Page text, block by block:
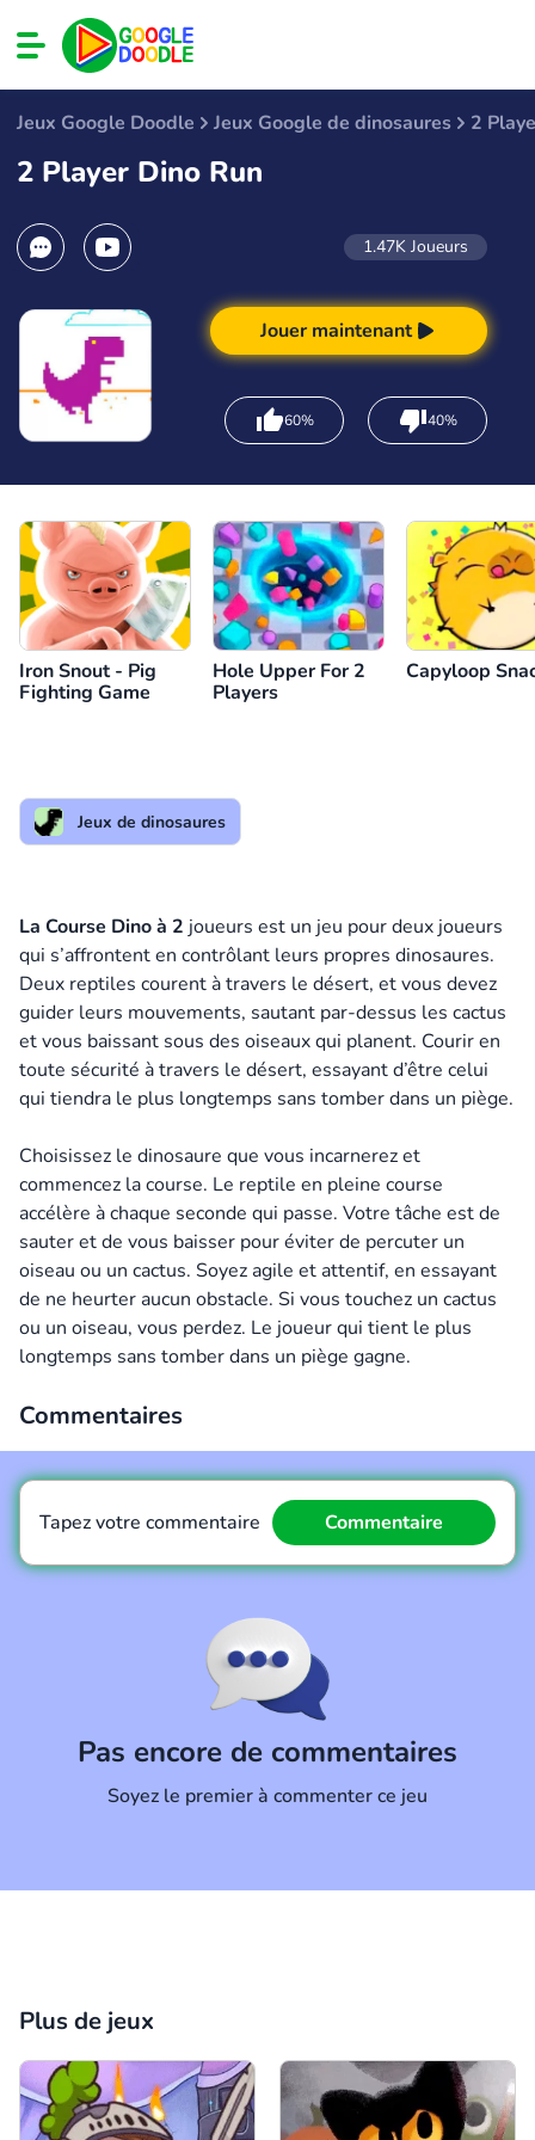
Jeux Google Doodle Jeux Google de dinosaures 2
2 Player Dino Run
1.47K Joueurs
Jouer maintenant
60% 40%
Iron Snout - Pig
Fighting Game
Hole Upper For 2
Players
Capyloop
Jeux de dinosaures
La Course Dino à 2 joueurs est un jeu pour deux joueurs
qui s’affrontent en contrôlant leurs propres dinosaures.
Deux reptiles courent à travers le désert, et vous devez
guider leurs mouvements, sautant par-dessus les cactus
et vous baissant sous des oiseaux qui planent. Courir en
toute sécurité à travers le désert, essayant d’être celui
qui tiendra le plus longtemps sans tomber dans un piège.
Choisissez le dinosaure que vous incarnerez et
commencez la course. Le reptile en pleine course
accélère à chaque seconde qui passe. Votre tâche est de
sauter et de vous baisser pour éviter de percuter un
oiseau ou un cactus. Soyez agile et attentif, en essayant
de ne heurter aucun obstacle. Si vous touchez un cactus
ou un oiseau, vous perdez. Le joueur qui tient le plus
longtemps sans tomber dans un piège gagne.
Commentaires
Pas encore de commentaires
Soyez le premier à commenter ce jeu
Tapez votre commentaire Commentaire
Plus de jeux